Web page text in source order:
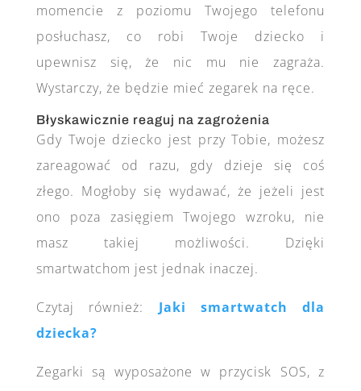
momencie z poziomu Twojego telefonu
posłuchasz, co robi Twoje dziecko i
upewnisz się, że nic mu nie zagraża.
Wystarczy, że będzie mieć zegarek na ręce.
Błyskawicznie reaguj na zagrożenia
Gdy Twoje dziecko jest przy Tobie, możesz
zareagować od razu, gdy dzieje się coś
złego. Mogłoby się wydawać, że jeżeli jest
ono poza zasięgiem Twojego wzroku, nie
masz takiej możliwości. Dzięki
smartwatchom jest jednak inaczej.
Czytaj również:
Jaki smartwatch dla
dziecka?
Zegarki są wyposażone w przycisk SOS, z